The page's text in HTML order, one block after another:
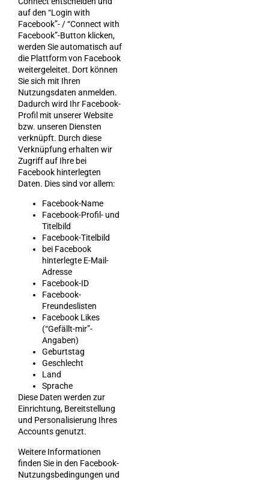
auf den “Login with
Facebook”- / “Connect with
Facebook”-Button klicken,
werden Sie automatisch auf
die Plattform von Facebook
weitergeleitet. Dort können
Sie sich mit Ihren
Nutzungsdaten anmelden.
Dadurch wird Ihr Facebook-
Profil mit unserer Website
bzw. unseren Diensten
verknüpft. Durch diese
Verknüpfung erhalten wir
Zugriff auf Ihre bei
Facebook hinterlegten
Daten. Dies sind vor allem:
Facebook-Name
Facebook-Profil- und
Titelbild
Facebook-Titelbild
bei Facebook
hinterlegte E-Mail-
Adresse
Facebook-ID
Facebook-
Freundeslisten
Facebook Likes
(“Gefällt-mir”-
Angaben)
Geburtstag
Geschlecht
Land
Sprache
Diese Daten werden zur
Einrichtung, Bereitstellung
und Personalisierung Ihres
Accounts genutzt.
Weitere Informationen
finden Sie in den Facebook-
Nutzungsbedingungen und